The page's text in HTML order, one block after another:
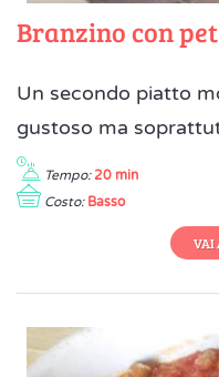
Branzino con
Un secondo piatto
gustoso ma
Tempo: 20 min
Costo: Basso
VAI